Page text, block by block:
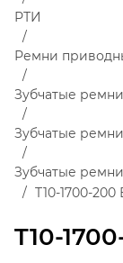
T10-
РТИ
Ремни
Зубчатые ремни
Зубчатые
Зубчатые
T10-1700-200